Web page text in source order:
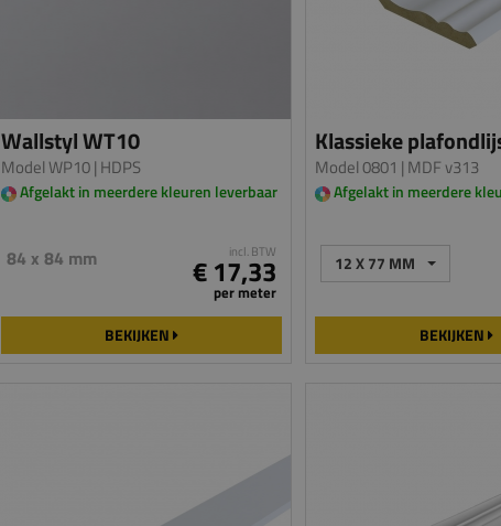
Wallstyl WT10
Model WP10| HDPS
Afgelakt in meerdere kleuren leverbaar
84 x 84 mm incl. BTW
€ 17,33
per meter
BEKIJKEN
Klassieke
Model 0801 | MDF v313
Afgelakt in meerdere
12 X 77 MM
BEKIJKEN